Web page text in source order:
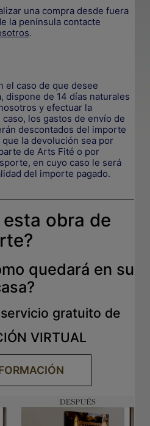
una compra desde fuera
la península contacte
.
el caso de que desee
dispone de 14 días naturales
y efectuar la
los gastos de envío de
descontados del importe
la devolución sea por
de Arts Fité o por
en cuyo caso le será
del importe pagado.
obra de
quedará en su
gratuito de
VIRTUAL